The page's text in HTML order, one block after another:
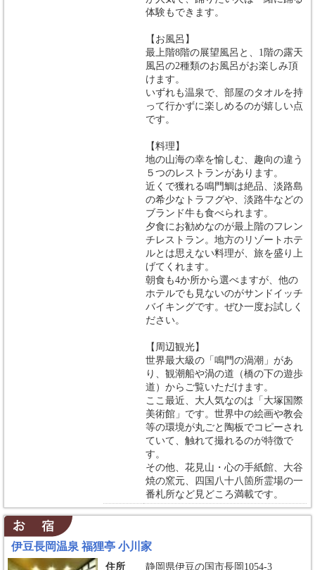
体験もできます。
【お風呂】
最上階8階の展望風呂と、1階の露天
風呂の2種類のお風呂がお楽しみ頂
けます。
いずれも温泉で、部屋のタオルを持
って行かずに楽しめるのが嬉しい点
です。
【料理】
地の山海の幸を愉しむ、趣向の違う
５つのレストランがあります。
近くで獲れる鳴門鯛は絶品、淡路島
の希少なトラフグや、淡路牛などの
ブランド牛も食べられます。
夕食にお勧めなのが最上階のフレン
チレストラン。地方のリゾートホテ
ルとは思えない料理が、旅を盛り上
げてくれます。
朝食も4か所から選べますが、他の
ホテルでも見ないのがサンドイッチ
バイキングです。ぜひ一度お試しく
ださい。
【周辺観光】
世界最大級の「鳴門の渦潮」があ
り、観潮船や渦の道（橋の下の遊歩
道）からご覧いただけます。
ここ最近、大人気なのは「大塚国際
美術館」です。世界中の絵画や教会
等の環境が丸ごと陶板でコピーされ
ていて、触れて撮れるのが特徴で
す。
その他、花見山・心の手紙館、大谷
焼の窯元、四国八十八箇所霊場の一
番札所など見どころ満載です。
伊豆長岡温泉 福狸亭 小川家
住所 静岡県伊豆の国市長岡1054-3